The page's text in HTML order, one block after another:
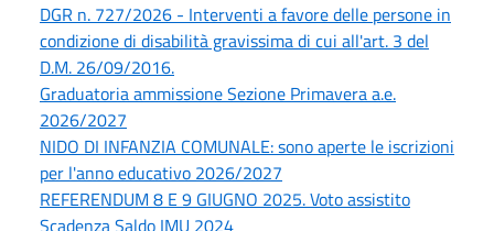
DGR n. 727/2026 - Interventi a favore delle persone in
condizione di disabilità gravissima di cui all'art. 3 del
D.M. 26/09/2016.
Graduatoria ammissione Sezione Primavera a.e.
2026/2027
NIDO DI INFANZIA COMUNALE: sono aperte le iscrizioni
per l'anno educativo 2026/2027
REFERENDUM 8 E 9 GIUGNO 2025. Voto assistito